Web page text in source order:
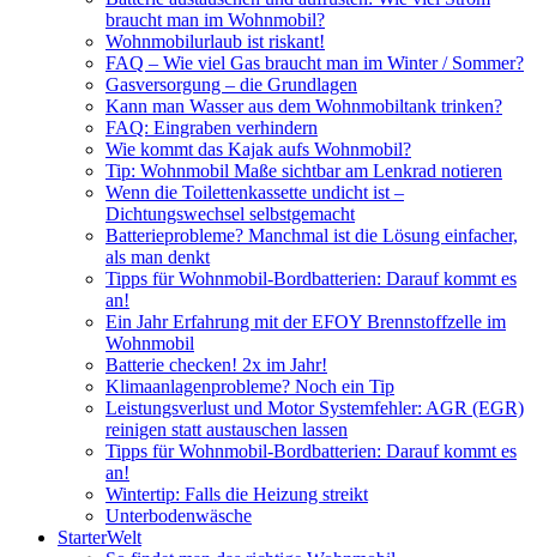
braucht man im Wohnmobil?
Wohnmobilurlaub ist riskant!
FAQ – Wie viel Gas braucht man im Winter / Sommer?
Gasversorgung – die Grundlagen
Kann man Wasser aus dem Wohnmobiltank trinken?
FAQ: Eingraben verhindern
Wie kommt das Kajak aufs Wohnmobil?
Tip: Wohnmobil Maße sichtbar am Lenkrad notieren
Wenn die Toilettenkassette undicht ist –
Dichtungswechsel selbstgemacht
Batterieprobleme? Manchmal ist die Lösung einfacher,
als man denkt
Tipps für Wohnmobil-Bordbatterien: Darauf kommt es
an!
Ein Jahr Erfahrung mit der EFOY Brennstoffzelle im
Wohnmobil
Batterie checken! 2x im Jahr!
Klimaanlagenprobleme? Noch ein Tip
Leistungsverlust und Motor Systemfehler: AGR (EGR)
reinigen statt austauschen lassen
Tipps für Wohnmobil-Bordbatterien: Darauf kommt es
an!
Wintertip: Falls die Heizung streikt
Unterbodenwäsche
StarterWelt